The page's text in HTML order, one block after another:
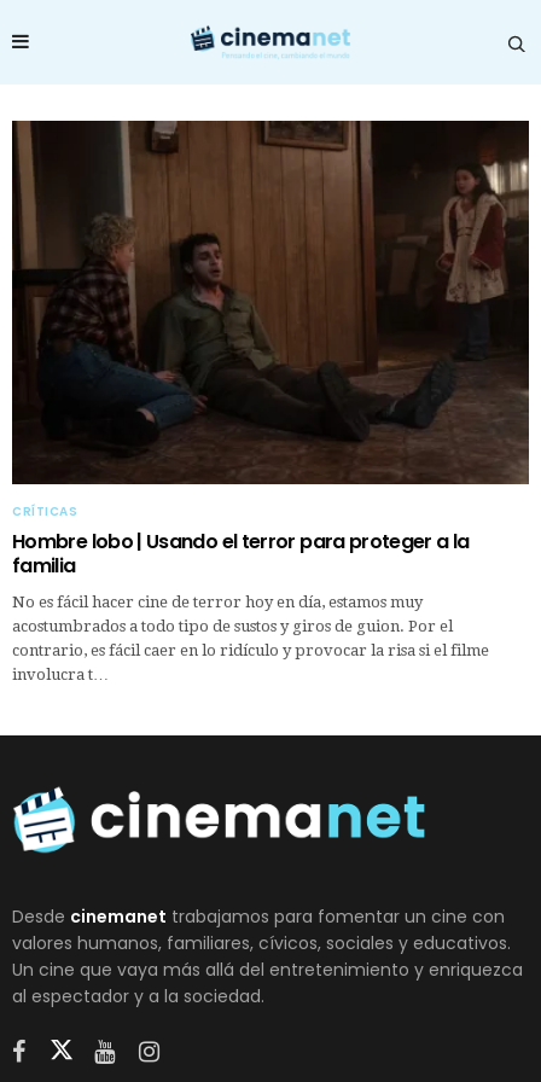
CRÍTICAS
Hombre lobo | Usando el terror para proteger a la
familia
No es fácil hacer cine de terror hoy en día, estamos muy
acostumbrados a todo tipo de sustos y giros de guion. Por el
contrario, es fácil caer en lo ridículo y provocar la risa si el filme
involucra t…
Desde cinemanet trabajamos para fomentar un cine con
valores humanos, familiares, cívicos, sociales y educativos.
Un cine que vaya más allá del entretenimiento y enriquezca
al espectador y a la sociedad.